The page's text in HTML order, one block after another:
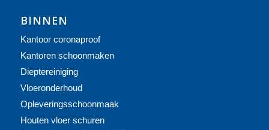
BINNEN
Kantoor coronaproof
Kantoren schoonmaken
Dieptereiniging
Vloeronderhoud
Opleveringsschoonmaak
Houten vloer schuren